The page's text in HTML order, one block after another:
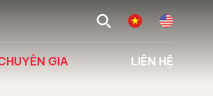
search
GIA
LIÊN HỆ